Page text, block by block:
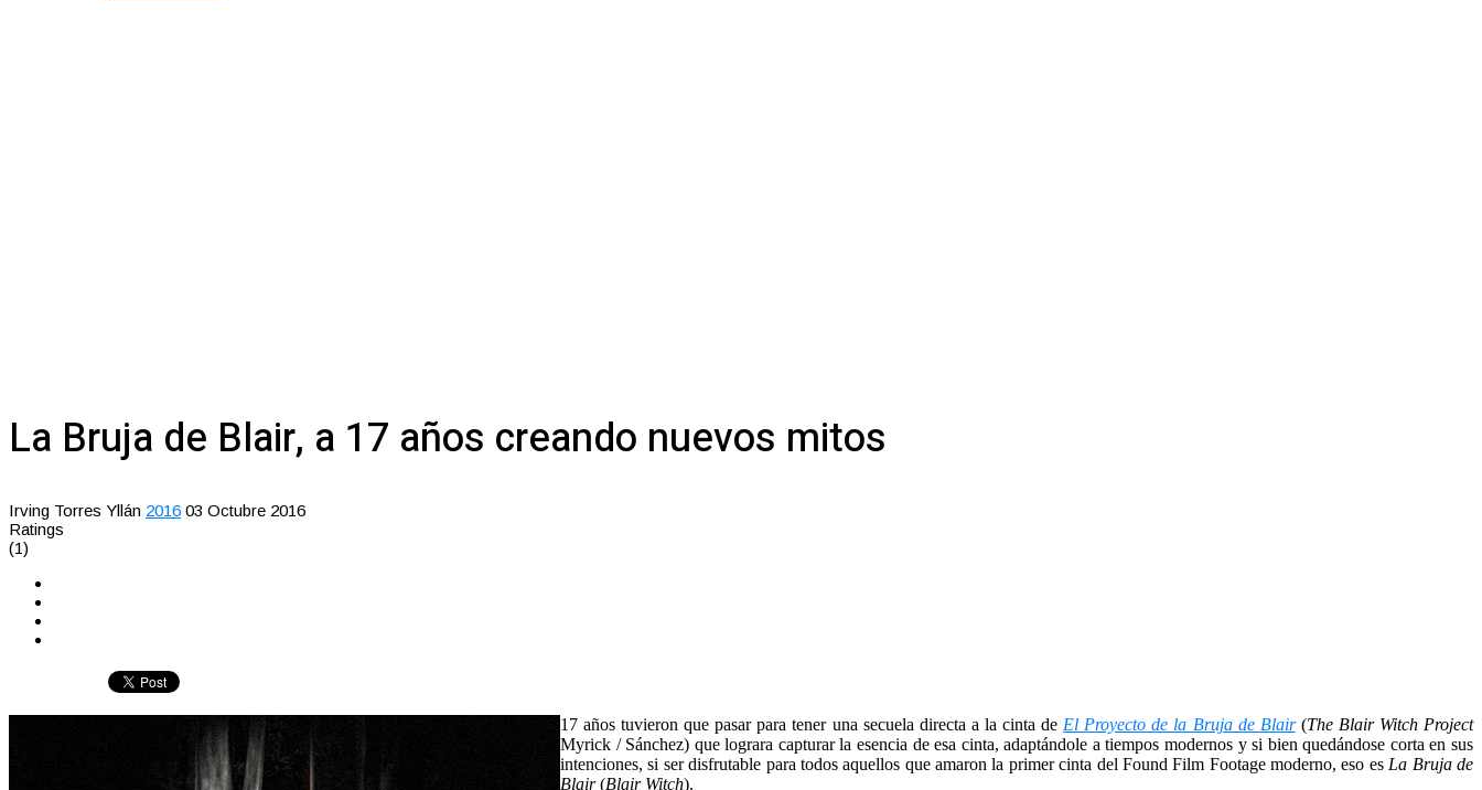
La Bruja de Blair, a 17 años creando nuevos mitos
Irving Torres Yllán 2016 03 Octubre 2016
Ratings
(1)
17 años tuvieron que pasar para tener una secuela directa a la cinta de El Proyecto de la Bruja de Blair (The Blair Witch Project
Myrick / Sánchez) que lograra capturar la esencia de esa cinta, adaptándole a tiempos modernos y si bien quedándose corta en sus
intenciones, si ser disfrutable para todos aquellos que amaron la primer cinta del Found Film Footage moderno, eso es La Bruja de
Blair(Blair Witch).